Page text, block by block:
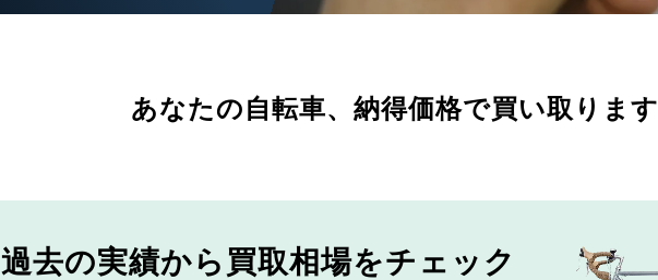
あなたの自転車、 納得価格で買い取ります
過去の実績から 買取相場をチェック